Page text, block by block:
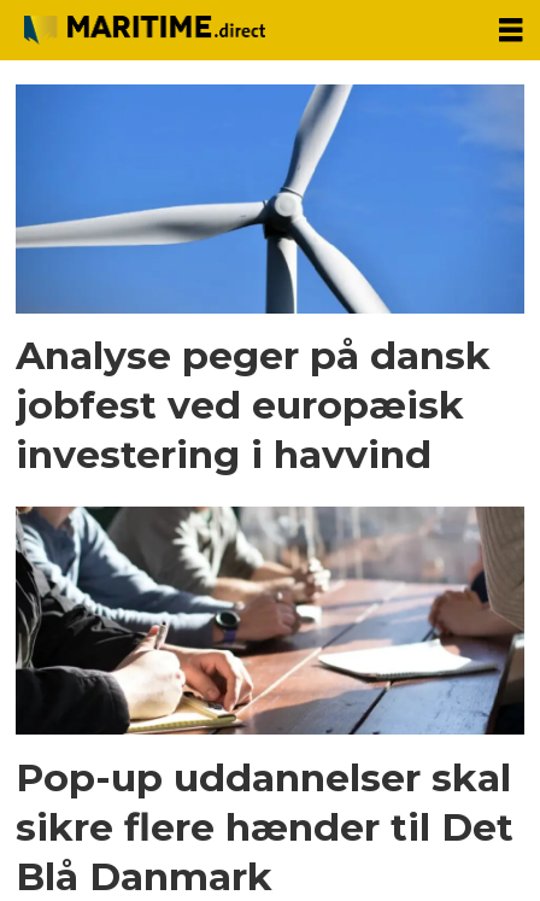
Tag:
metal
Analyse peger på dansk
jobfest ved europæisk
investering i havvind
Pop-up uddannelser skal
sikre flere hænder til Det
Blå Danmark